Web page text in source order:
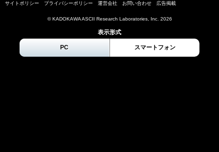
サイトポリシー プライバシーポリシー 運営会社 お問い合わせ 広告掲載
© KADOKAWA ASCII Research Laboratories, Inc. 2026
表示形式
PC スマートフォン